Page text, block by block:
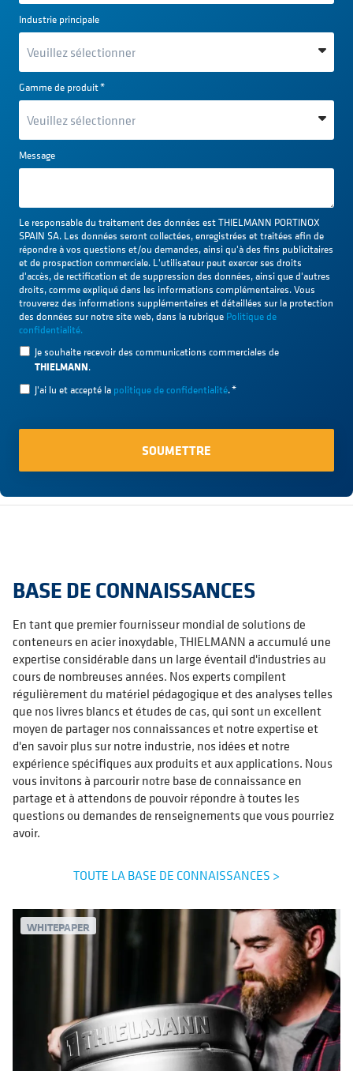
Industrie principale
Gamme de produit*
Message
Le responsable du traitement des données est THIELMANN PORTINOX
SPAIN SA. Les données seront collectées, enregistrées et traitées afin de
répondre à vos questions et/ou demandes, ainsi qu'à des fins publicitaires
et de prospection commerciale. L'utilisateur peut exercer ses droits
d'accès, de rectification et de suppression des données, ainsi que d'autres
droits, comme expliqué dans les informations complémentaires. Vous
trouverez des informations supplémentaires et détaillées sur la protection
des données sur notre site web, dans la rubrique Politique de
confidentialité.
Je souhaite recevoir des communications commerciales de
THIELMANN.
J'ai lu et accepté la politique de confidentialité.*
BASE DE CONNAISSANCES
En tant que premier fournisseur mondial de solutions de
conteneurs en acier inoxydable, THIELMANN a accumulé une
expertise considérable dans un large éventail d'industries au
cours de nombreuses années. Nos experts compilent
régulièrement du matériel pédagogique et des analyses telles
que nos livres blancs et études de cas, qui sont un excellent
moyen de partager nos connaissances et notre expertise et
d'en savoir plus sur notre industrie, nos idées et notre
expérience spécifiques aux produits et aux applications. Nous
vous invitons à parcourir notre base de connaissance en
partage et à attendons de pouvoir répondre à toutes les
questions ou demandes de renseignements que vous pourriez
avoir.
TOUTE LA BASE DE CONNAISSANCES >
WHITEPAPER